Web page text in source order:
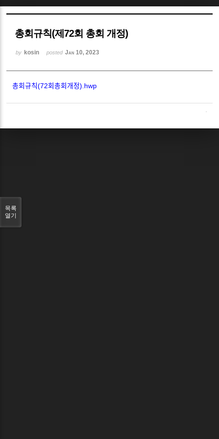
총회규칙(제72회 총회 개정)
by kosin posted Jan 10, 2023
총회규칙(72회총회개정).hwp
목록
열기
Sketchbook5, 스케치북5
Sketchbook5, 스케치북5